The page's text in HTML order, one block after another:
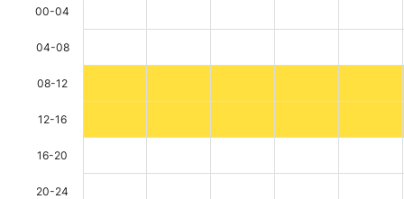
00-04
04-08
08-12
12-16
16-20
20-24